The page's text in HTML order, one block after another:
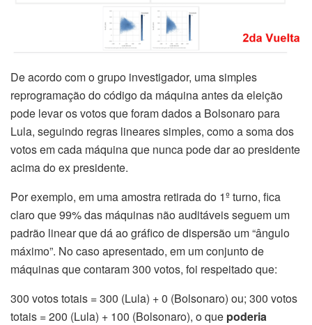
De acordo com o grupo investigador, uma simples
reprogramação do código da máquina antes da eleição
pode levar os votos que foram dados a Bolsonaro para
Lula, seguindo regras lineares simples, como a soma dos
votos em cada máquina que nunca pode dar ao presidente
acima do ex presidente.
Por exemplo, em uma amostra retirada do 1º turno, fica
claro que 99% das máquinas não auditáveis ​​seguem um
padrão linear que dá ao gráfico de dispersão um “ângulo
máximo”. No caso apresentado, em um conjunto de
máquinas que contaram 300 votos, foi respeitado que:
300 votos totais = 300 (Lula) + 0 (Bolsonaro) ou; 300 votos
totais = 200 (Lula) + 100 (Bolsonaro), o que poderia